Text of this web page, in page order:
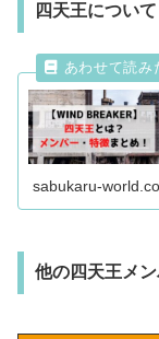
四天王について
sabukaru-
他の四天王メ